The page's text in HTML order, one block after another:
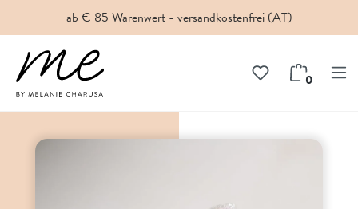
springenab € 85 Warenwert - versandkostenfrei (AT)
0